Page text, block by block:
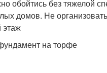
обойтись без тяжелой
домов. Не
этаж
на торфе